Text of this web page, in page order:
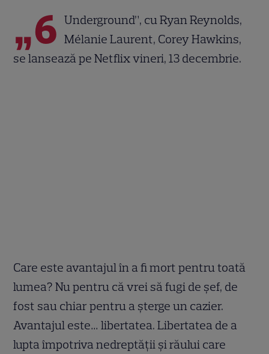
„6 Underground”, cu Ryan Reynolds,
Mélanie Laurent, Corey Hawkins,
se lansează pe Netflix vineri, 13 decembrie.
Care este avantajul în a fi mort pentru toată
lumea? Nu pentru că vrei să fugi de șef, de
fost sau chiar pentru a șterge un cazier.
Avantajul este… libertatea. Libertatea de a
lupta împotriva nedreptății și răului care